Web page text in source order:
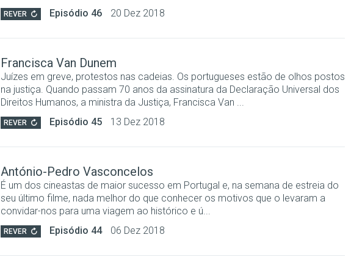
REVER Episódio 46 20 Dez 2018
Francisca Van Dunem
Juízes em greve, protestos nas cadeias. Os portugueses estão de olhos postos
na justiça. Quando passam 70 anos da assinatura da Declaração Universal dos
Direitos Humanos, a ministra da Justiça, Francisca Van ...
REVER Episódio 45 13 Dez 2018
António-Pedro Vasconcelos
É um dos cineastas de maior sucesso em Portugal e, na semana de estreia do
seu último filme, nada melhor do que conhecer os motivos que o levaram a
convidar-nos para uma viagem ao histórico e ú...
REVER Episódio 44 06 Dez 2018